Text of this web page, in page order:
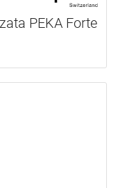
PEKA Forte